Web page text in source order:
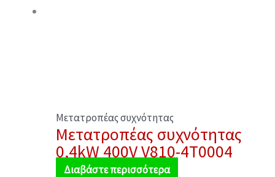
Μετατροπέας συχνότητας
Μετατροπέας συχνότητας
0,4kW 400V V810-4T0004
Διαβάστε περισσότερα